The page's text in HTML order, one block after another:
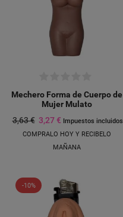
Mechero Forma de Cuerpo de
Mujer Mulato
3,63 € 3,27 € Impuestos incluidos
COMPRALO HOY Y RECIBELO
MAÑANA
-10%